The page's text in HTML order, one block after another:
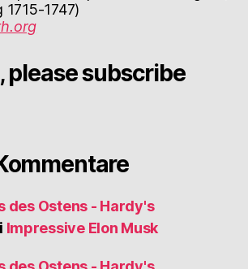
1715-1747)
please subscribe
des Ostens - Hardy's
Impressive Elon Musk